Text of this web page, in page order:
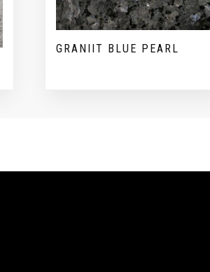
GRANIIT BLUE PEARL